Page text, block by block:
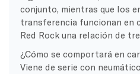
conjunto, mientras que los
transferencia funcionan en
Red Rock una relación de
¿Cómo se comportará en
Viene de serie con